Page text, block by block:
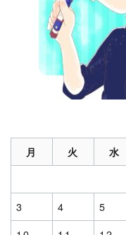
月 火 水
3
4 5